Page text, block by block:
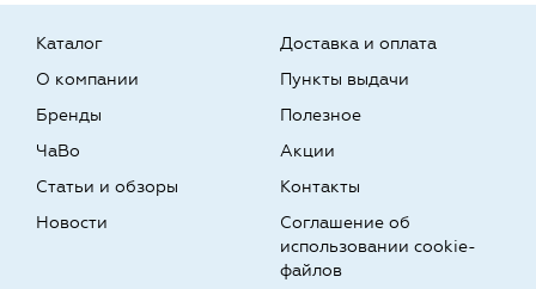
Каталог
О компании
Бренды
Доставка и оплата
Пункты выдачи
Полезное
ЧаВо
Статьи и обзоры
Новости
Акции
Контакты
Соглашение об
использовании cookie-
файлов